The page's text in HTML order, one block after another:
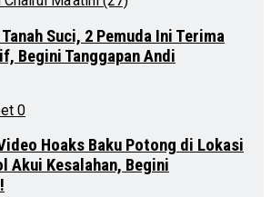
Suci, 2 Pemuda Ini Terima
Begini Tanggapan Andi
0
Hoaks Baku Potong di Lokasi
Akui Kesalahan, Begini